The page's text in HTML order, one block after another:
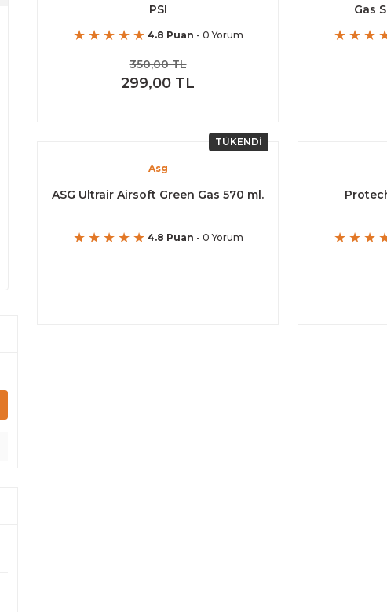
PSI
4.8 Puan - 0 Yorum
350,00 TL
299,00 TL
Gas
TÜKENDİ
Asg
ASG Ultrair Airsoft Green Gas 570 ml.
4.8 Puan - 0 Yorum